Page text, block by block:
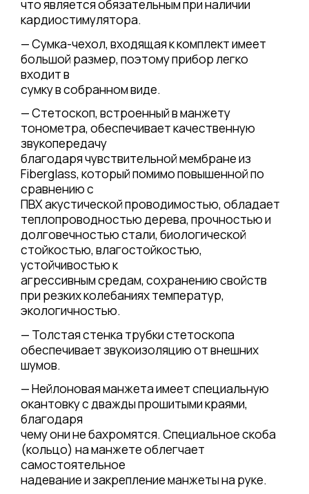
что является обязательным при наличии
кардиостимулятора.
— Сумка-чехол, входящая к комплект имеет
большой размер, поэтому прибор легко
входит в
сумку в собранном виде.
— Стетоскоп, встроенный в манжету
тонометра, обеспечивает качественную
звукопередачу
благодаря чувствительной мембране из
Fiberglass, который помимо повышенной по
сравнению с
ПВХ акустической проводимостью, обладает
теплопроводностью дерева, прочностью и
долговечностью стали, биологической
стойкостью, влагостойкостью,
устойчивостью к
агрессивным средам, сохранению свойств
при резких колебаниях температур,
экологичностью.
— Толстая стенка трубки стетоскопа
обеспечивает звукоизоляцию от внешних
шумов.
— Нейлоновая манжета имеет специальную
окантовку с дважды прошитыми краями,
благодаря
чему они не бахромятся. Специальное скоба
(кольцо) на манжете облегчает
самостоятельное
надевание и закрепление манжеты на руке.